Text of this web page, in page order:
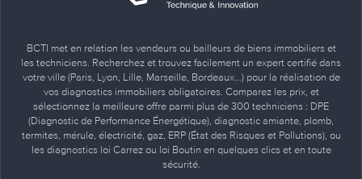
BCTI met en relation les vendeurs ou bailleurs de biens immobiliers et
les techniciens. Recherchez et trouvez facilement un expert certifié dans
votre ville (Paris, Lyon, Lille, Marseille, Bordeaux…) pour la réalisation de
vos diagnostics immobiliers obligatoires. Comparez les prix, et
sélectionnez la meilleure offre parmi plus de 300 techniciens : DPE
(Diagnostic de Performance Énergétique), diagnostic amiante, plomb,
termites, mérule, électricité, gaz, ERP (État des Risques et Pollutions), ou
les diagnostics loi Carrez ou loi Boutin en quelques clics et en toute
sécurité.